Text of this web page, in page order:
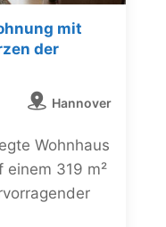
mit
der
Hannover
Wohnhaus
einem 319 m²